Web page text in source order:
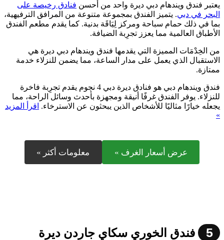
يعتبر فندق ويندهام دبي ديرة واحد من أحسن فنادق رخيصة على
البحر في دبي. يتميز الفندق بمجموعة متنوعة من المرافق الترفيهية،
بما في ذلك حمام سباحة ومركز لِيَاقَة بدنية. كما يقدم مطعم الفندق
الأطباق العالمية مما يعزز تجرِبة الضيافة.
من الخِدْمَات المميزة التي يقدمها فندق ويندهام دبي ديرة هي
الاستقبال الذي يعمل على مدار الساعة، مما يضمن للنزلاء خدمة
ممتازة.
فندق ويندهام دبي هو فنادق ديرة دبي 4 نجوم يقدم تجرِبة فاخرة
للنزلاء. يوفر الفندق غرفًا أنيقة ومجهزة بأحدث وسائل الراحة، مما
يجعله خيارًا مثاليًا للأشخاص الذين يبحثون عن الاسترخاء. اقرأ المزيد
»
عرض أسعار الغرف » معلومات أكثر »
5 فندق الخوري سكاي جاردن ديرة